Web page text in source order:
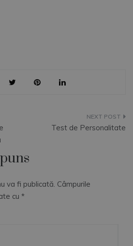
Test de Personalitate
va fi publicată. Câmpurile
cu *